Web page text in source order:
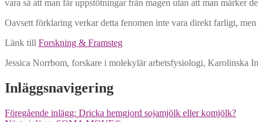
vara så att man får uppstötningar från magen utan att man märker
Oavsett förklaring verkar detta fenomen inte vara direkt farligt,
Länk till Forskning & Framsteg
Jessica Norrbom, forskare i molekylär arbetsfysiologi, Karolinska
Inläggsnavigering
Föregående inlägg: Dricka hemgjord sojamjölk eller komjölk?